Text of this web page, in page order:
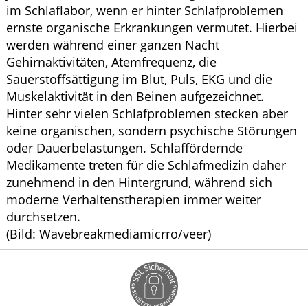
im Schlaflabor, wenn er hinter Schlafproblemen
ernste organische Erkrankungen vermutet. Hierbei
werden während einer ganzen Nacht
Gehirnaktivitäten, Atemfrequenz, die
Sauerstoffsättigung im Blut, Puls, EKG und die
Muskelaktivität in den Beinen aufgezeichnet.
Hinter sehr vielen Schlafproblemen stecken aber
keine organischen, sondern psychische Störungen
oder Dauerbelastungen. Schlaffördernde
Medikamente treten für die Schlafmedizin daher
zunehmend in den Hintergrund, während sich
moderne Verhaltenstherapien immer weiter
durchsetzen.
(Bild: Wavebreakmediamicrro/veer)